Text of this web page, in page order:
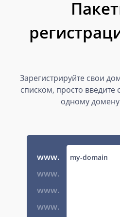
Зарегистрируйте свои
списком, просто
одному домену
www.
www.
www.
www.